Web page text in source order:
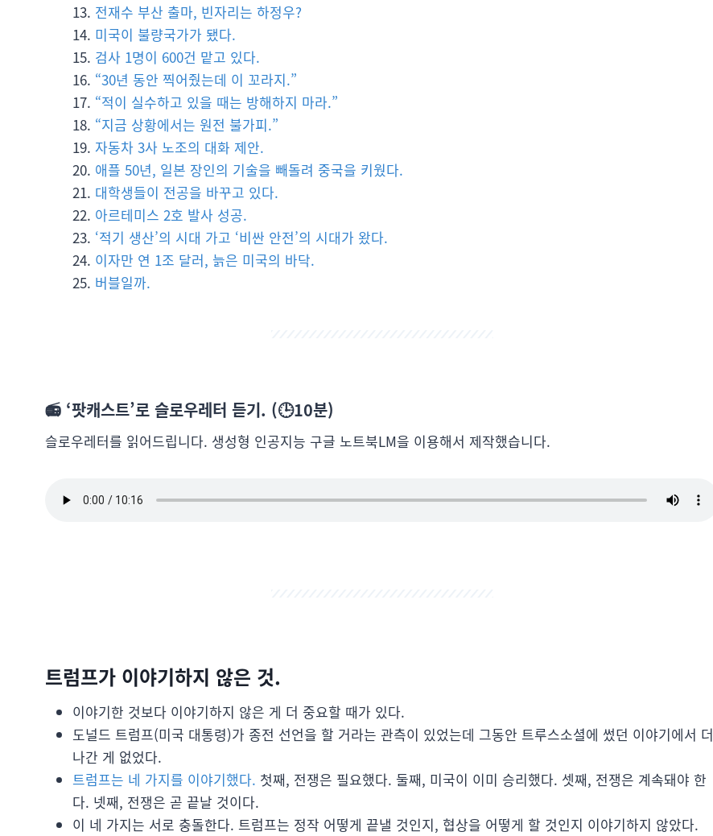
전재수 부산 출마, 빈자리는 하정우?
미국이 불량국가가 됐다.
검사 1명이 600건 맡고 있다.
“30년 동안 찍어줬는데 이 꼬라지.”
“적이 실수하고 있을 때는 방해하지 마라.”
“지금 상황에서는 원전 불가피.”
자동차 3사 노조의 대화 제안.
애플 50년, 일본 장인의 기술을 빼돌려 중국을 키웠다.
대학생들이 전공을 바꾸고 있다.
아르테미스 2호 발사 성공.
‘적기 생산’의 시대 가고 ‘비싼 안전’의 시대가 왔다.
이자만 연 1조 달러, 늙은 미국의 바닥.
버블일까.
📻 ‘팟캐스트’로 슬로우레터 듣기. (🕒10분)
슬로우레터를 읽어드립니다. 생성형 인공지능 구글 노트북LM을 이용해서 제작했습니다.
트럼프가 이야기하지 않은 것.
이야기한 것보다 이야기하지 않은 게 더 중요할 때가 있다.
도널드 트럼프(미국 대통령)가 종전 선언을 할 거라는 관측이 있었는데 그동안 트루스소셜에 썼던 이야기에서 더
나간 게 없었다.
트럼프는 네 가지를 이야기했다. 첫째, 전쟁은 필요했다. 둘째, 미국이 이미 승리했다. 셋째, 전쟁은 계속돼야 한
다. 넷째, 전쟁은 곧 끝날 것이다.
이 네 가지는 서로 충돌한다. 트럼프는 정작 어떻게 끝낼 것인지, 협상을 어떻게 할 것인지 이야기하지 않았다.